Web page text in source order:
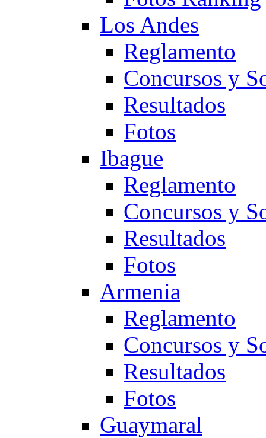
Los Andes
Reglamento
Concursos y
Resultados
Fotos
Ibague
Reglamento
Concursos y
Resultados
Fotos
Armenia
Reglamento
Concursos y
Resultados
Fotos
Guaymaral